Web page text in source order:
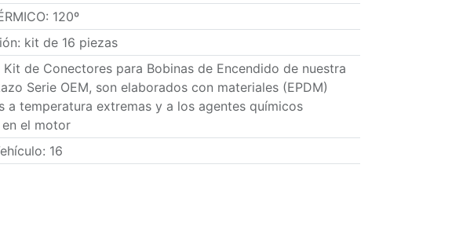
: 120º
: kit de 16 piezas
Kit de Conectores para Bobinas de Encendido de nuestra
Serie OEM, son elaborados con materiales (EPDM)
a temperatura extremas y a los agentes químicos
el motor
: 16